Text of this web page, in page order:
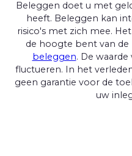
Beleggen doet u met
heeft. Beleggen kan
risico's met zich mee.
de hoogte bent van
beleggen. De
fluctueren. In het
geen garantie voor de
uw